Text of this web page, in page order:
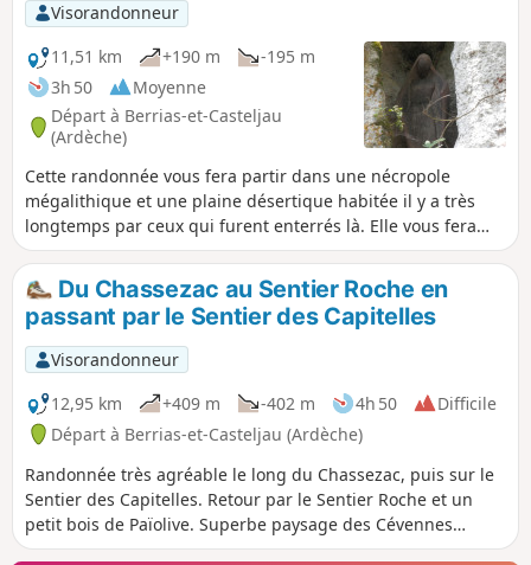
Visorandonneur
11,51 km
+190 m
-195 m
3h 50
Moyenne
Départ à Berrias-et-Casteljau
(Ardèche)
Cette randonnée vous fera partir dans une nécropole
mégalithique et une plaine désertique habitée il y a très
longtemps par ceux qui furent enterrés là. Elle vous fera
visiter le village de Berrias, remonter vers le bois de Païolive
que vous traverserez, vous emmènera vers l'ermitage de
Saint-Eugène encore utilisé, avant de vous faire admirer les
gorges du Chassezac depuis la magnifique corniche.
Du Chassezac au Sentier Roche en
passant par le Sentier des Capitelles
Visorandonneur
12,95 km
+409 m -402 m 4h 50
Difficile
Départ à Berrias-et-Casteljau (Ardèche)
Randonnée très agréable le long du Chassezac, puis sur le
Sentier des Capitelles. Retour par le Sentier Roche et un
petit bois de Païolive. Superbe paysage des Cévennes
ardéchoises.Je conseille d'utiliser la trace GPX car il y a un